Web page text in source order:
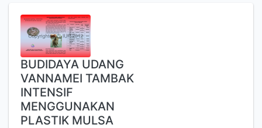
BUDIDAYA UDANG
VANNAMEI TAMBAK
INTENSIF
MENGGUNAKAN
PLASTIK MULSA